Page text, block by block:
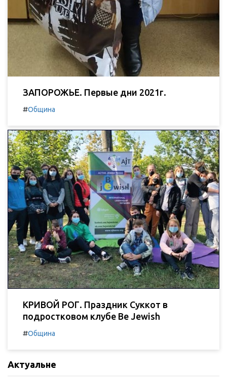
ЗАПОРОЖЬЕ. Первые дни 2021г.
#Община
КРИВОЙ РОГ. Праздник Суккот в
подростковом клубе Be Jewish
#Община
Актуальне